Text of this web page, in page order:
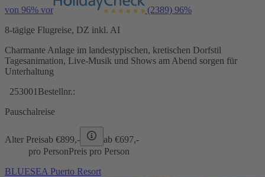
von 96% vor (2389) 96%
8-tägige Flugreise, DZ inkl. AI
Charmante Anlage im landestypischen, kretischen Dorfstil
Tagesanimation, Live-Musik und Shows am Abend sorgen für
Unterhaltung
253001 Bestellnr.:
Pauschalreise
Alter Preisab €899,- ab €697,-
pro PersonPreis pro Person
BLUESEA Puerto Resort